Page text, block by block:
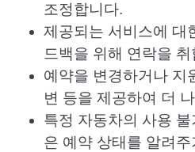
조정합니다.
제공되는 서비스에 대
드백을 위해 연락을 취
예약을 변경하거나 지
변 등을 제공하여 더
특정 자동차의 사용
은 예약 상태를 알려